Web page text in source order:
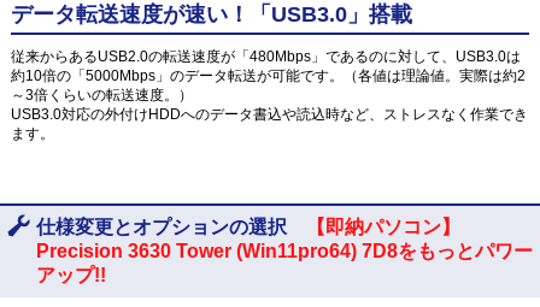
データ転送速度が速い！「USB3.0」搭載
従来からあるUSB2.0の転送速度が「480Mbps」であるのに対して、USB3.0は
約10倍の「5000Mbps」のデータ転送が可能です。（各値は理論値。実際は約2
～3倍くらいの転送速度。）
USB3.0対応の外付けHDDへのデータ書込や読込時など、ストレスなく作業でき
ます。
仕様変更とオプションの選択
【即納パソコン】
Precision 3630 Tower (Win11pro64) 7D8をもっとパワー
アップ!!